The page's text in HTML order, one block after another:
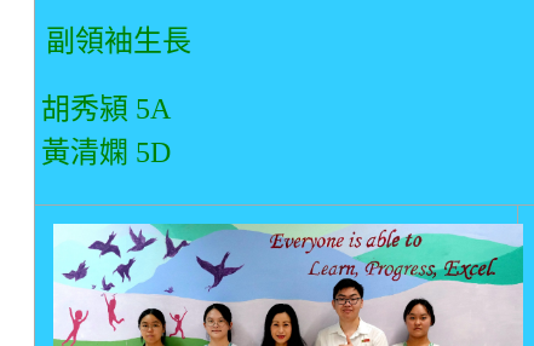
副領袖生長
胡秀潁 5A
黃清嫻 5D